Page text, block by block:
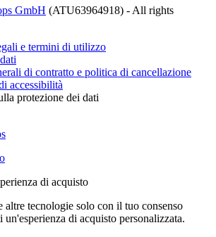
GmbH (ATU63964918) - All rights
e termini di utilizzo
di contratto e politica di cancellazione
accessibilità
protezione dei dati
di acquisto
tecnologie solo con il tuo consenso
di acquisto personalizzata.